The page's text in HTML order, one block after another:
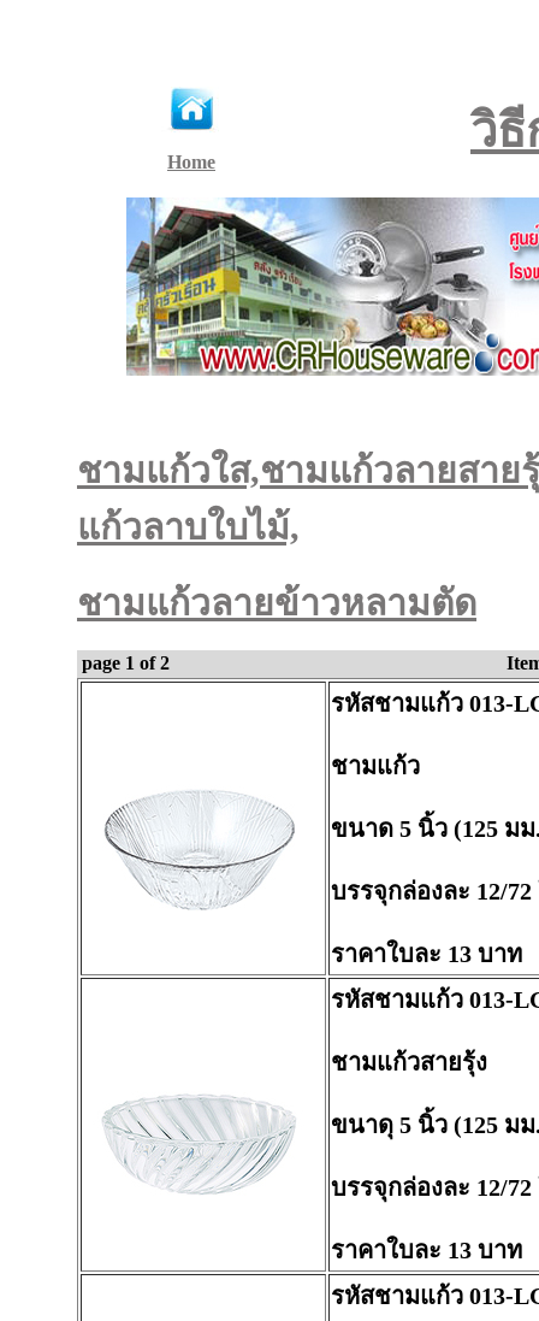
Home
วิธี
ชามแก้วใส,ชามแก้วลายสาย
แก้วลาบใบไม้,
ชามแก้วลายข้าวหลามตัด
page 1 of 2
รหัสชามแก้ว 013-
ชามแก้ว
ขนาด 5 นิ้ว (125 ม
บรรจุกล่องละ 12/72
ราคาใบละ 13 บาท
รหัสชามแก้ว 013-
ชามแก้วสายรุ้ง
ขนาดุ 5 นิ้ว (125 ม
บรรจุกล่องละ 12/72
ราคาใบละ 13 บาท
รหัสชามแก้ว 013-